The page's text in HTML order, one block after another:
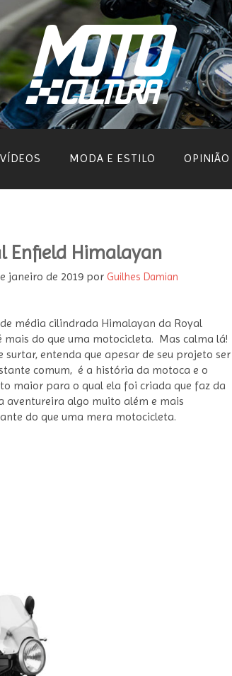
VÍDEOS MODA E ESTILO OPINIÃO
Enfield Himalayan
janeiro de 2019 por Guilhes Damian
média cilindrada Himalayan da Royal
mais do que uma motocicleta. Mas calma lá!
surtar, entenda que apesar de seu projeto ser
comum, é a história da motoca e o
maior para o qual ela foi criada que faz da
aventureira algo muito além e mais
do que uma mera motocicleta.